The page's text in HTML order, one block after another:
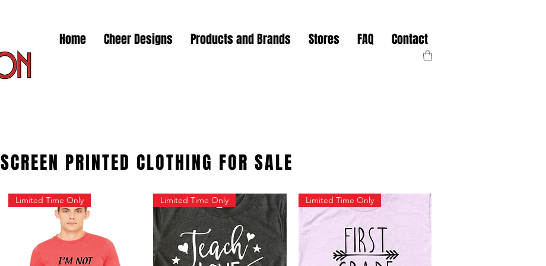
Home Cheer Designs Products and Brands Stores FAQ Contact
SCREEN PRINTED CLOTHING FOR SALE
Limited Time Only Limited Time Only Limited Time Only